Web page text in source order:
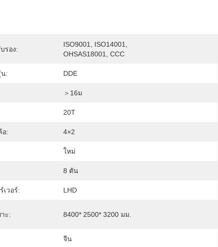
รอง:
ISO9001, ISO14001,
OHSAS18001, CCC
น: DDE
＞16ม
20T
อ: 4×2
ใหม่
8 ตัน
เวอร์: LHD
ะ: 8400* 2500* 3200 มม.
จีน